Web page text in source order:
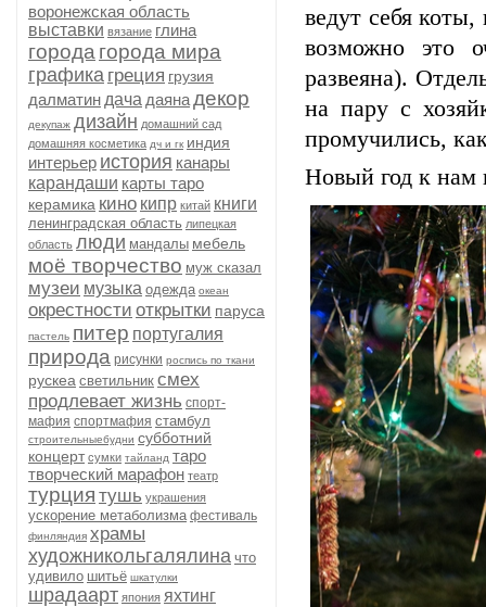
воронежская область
выставки вязание глина
города города мира
графика греция грузия
далматин дача даянадекор
декупаж дизайн домашний сад
домашняя косметика дч и гк индия
интерьер история канары
карандаши карты таро
керамика кино кипр китай книги
ленинградская область липецкая
область люди мандалы мебель
моё творчество муж сказал
музеи музыка одежда океан
окрестности открытки паруса
пастель питер португалия
природа рисунки роспись по ткани
рускеа светильник смех
продлевает жизнь спорт-
мафия спортмафия стамбул
строительныебудни субботний
концерт сумки тайланд таро
творческий марафон театр
турция тушь украшения
ускорение метаболизма фестиваль
финляндия храмы
художникольгалялина что
удивило шитьё шкатулки
шрадаарт япония яхтинг
ведут себя
возможно это
развеяна).
на пару с
промучились,
Новый год к нам